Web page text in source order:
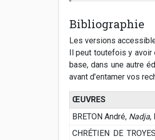
Bibliographie
Les versions
Il peut toutefois y
base, dans une autre
avant d’entamer vos
ŒUVRES
BRETON André, Nadja,
CHRÉTIEN DE